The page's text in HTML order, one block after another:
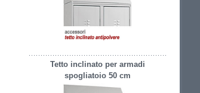
Tetto inclinato per armadi
spogliatoio 50 cm